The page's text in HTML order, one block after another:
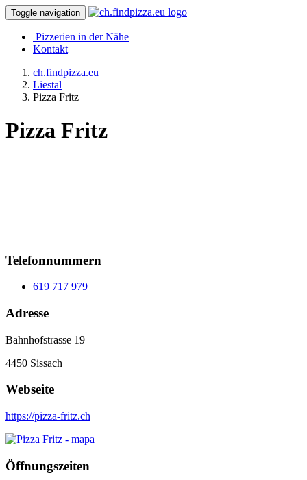
Toggle navigation
Pizzerien in der Nähe
Kontakt
ch.findpizza.eu
Liestal
Pizza Fritz
Pizza Fritz
Telefonnummern
619 717 979
Adresse
Bahnhofstrasse 19
4450 Sissach
Webseite
https://pizza-fritz.ch
Öffnungszeiten